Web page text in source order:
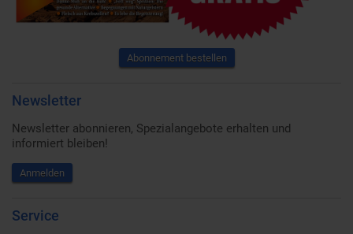
Abonnement bestellen
Newsletter
Newsletter abonnieren, Spezialangebote erhalten und
informiert bleiben!
Anmelden
Service